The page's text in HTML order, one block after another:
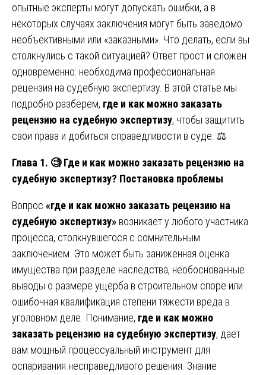
опытные эксперты могут допускать ошибки, а в
некоторых случаях заключения могут быть заведомо
необъективными или «заказными». Что делать, если вы
столкнулись с такой ситуацией? Ответ прост и сложен
одновременно: необходима профессиональная
рецензия на судебную экспертизу. В этой статье мы
подробно разберем, где и как можно заказать
рецензию на судебную экспертизу, чтобы защитить
свои права и добиться справедливости в суде. ⚖️
Глава 1. 🧐 Где и как можно заказать рецензию на
судебную экспертизу? Постановка проблемы
Вопрос «где и как можно заказать рецензию на
судебную экспертизу» возникает у любого участника
процесса, столкнувшегося с сомнительным
заключением. Это может быть заниженная оценка
имущества при разделе наследства, необоснованные
выводы о размере ущерба в строительном споре или
ошибочная квалификация степени тяжести вреда в
уголовном деле. Понимание, где и как можно
заказать рецензию на судебную экспертизу, дает
вам мощный процессуальный инструмент для
оспаривания несправедливого решения. Знание